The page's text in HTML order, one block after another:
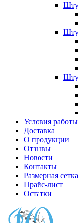
Условия работы
Доставка
О продукции
Отзывы
Новости
Контакты
Размерная сетка
Прайс-лист
Остатки